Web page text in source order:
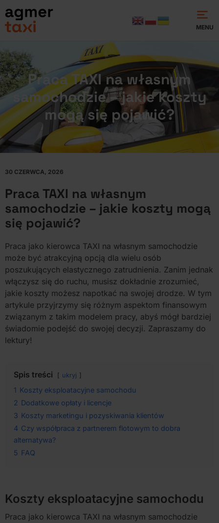
MENU
Praca TAXI na własnym
samochodzie – jakie koszty
mogą się pojawić?
30 CZERWCA, 2026
Praca TAXI na własnym
samochodzie – jakie koszty mogą
się pojawić?
Praca jako kierowca TAXI na własnym samochodzie
może być atrakcyjną opcją dla wielu osób
poszukujących elastycznego zatrudnienia. Zanim jednak
włączysz się do ruchu, musisz dokładnie zrozumieć,
jakie koszty możesz napotkać na swojej drodze. W tym
artykule przyjrzymy się różnym aspektom finansowym
związanym z takim modelem pracy, abyś mógł bardziej
świadomie podejść do swojej decyzji. Zapraszamy do
lektury!
Spis treści ukryj
1 Koszty eksploatacyjne samochodu
2 Dodatkowe opłaty i licencje
3 Koszty marketingu i pozyskiwania klientów
4 Czy współpraca z partnerem flotowym to dobra
alternatywa?
5 FAQ
Koszty eksploatacyjne samochodu
Praca jako kierowca TAXI na własnym samochodzie